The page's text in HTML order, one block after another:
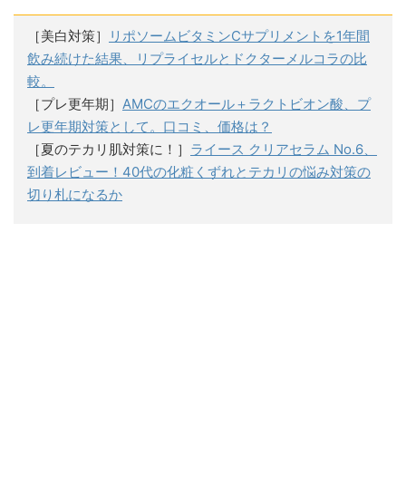
［美白対策］
リポソームビタミンCサプリメントを1年間
飲み続けた結果、リプライセルとドクターメルコラの比
較。
［プレ更年期］ AMCのエクオール＋ラクトビオン酸、プ
レ更年期対策として。口コミ、価格は？
［夏のテカリ肌対策に！］ ライース クリアセラム No.6、
到着レビュー！40代の化粧くずれとテカリの悩み対策の
切り札になるか